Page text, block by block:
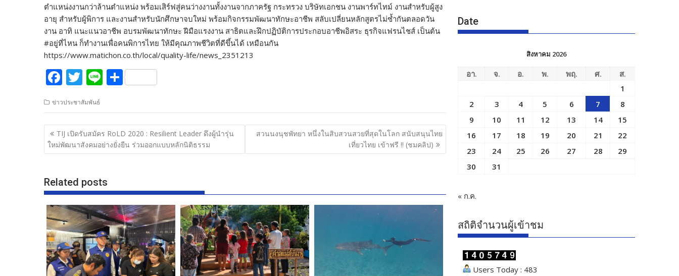
ตำแหน่งงานกว่าล้านตำแหน่ง พร้อมเสิร์ฟสู่คนว่างงานทั้งงานจากภาครัฐ กระทรวง บริษัทเอกชน งานพาร์ทไทม์ งานสำหรับผู้สูง
อายุ สำหรับผู้พิการ และงานสำหรับนักศึกษาจบใหม่ พร้อมกิจกรรมพัฒนาทักษะอาชีพ สลับเปลี่ยนหลักสูตรไม่ซ้ำกันตลอดวัน
งาน อาทิ แนะแนวอาชีพ อบรมพัฒนาทักษะ ฝีมือแรงงาน สาธิตและฝึกปฏิบัติการประกอบอาชีพอิสระ ธุรกิจแฟรนไชส์ เป็นต้น
#อยู่ที่ไหน ก็ทำงานเพื่อคนพิการไทย ให้มีคุณภาพชีวิตที่ดีขึ้นได้ เหมือนกัน
https://www.matichon.co.th/local/quality-life/news_2351213
F
e
b
o
o
k
T
itt
er
Li
e
S
ar
e
ข่าวประชาสัมพันธ์
แนะแนว
เรื่อง
TIJ เปิดรับสมัคร RoLD 2020 : Resilient Leader ดึงผู้นำรุ่น
ใหม่พัฒนาสังคมอย่างยั่งยืน ร่วมออกแบบหลักนิติธรรม
สวนนงนุชพัทยา หนึ่งในสิบสวนสวยที่สุดในโลก สนับสนุนไทย
เที่ยวไทย เข้าฟรี !! (ชมคลิป)
Related posts
Date
สิงหาคม 2026
อา. จ. อ. พ. พฤ. ศ.
ส.
1
2
3 4 5 6 7
8
9
10 11 12 13 14
15
16
17 18 19 20 21
22
23
24 25 26 27 28
29
30
31
« ก.ค.
สถิติจำนวนผู้เข้าชม
Users Today : 483